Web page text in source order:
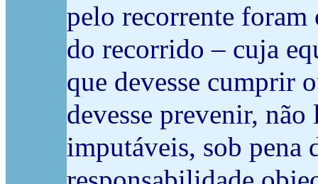
pelo recorrente foram
do recorrido – cuja
que devesse cumprir
devesse prevenir,
imputáveis, sob pena